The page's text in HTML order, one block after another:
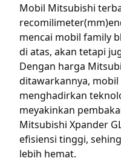
Mobil Mitsubishi
mencai mobil family
di atas, akan tetapi
Dengan harga
ditawarkannya,
menghadirkan
meyakinkan
Mitsubishi Xpander
efisiensi tinggi,
lebih hemat.